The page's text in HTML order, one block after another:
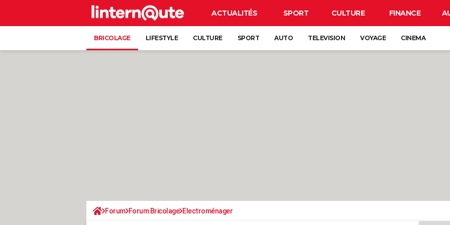
ACTUALITÉS SPORT CULTURE FINANCE
BRICOLAGE LIFESTYLE CULTURE SPORT AUTO TELEVISION VOYAGE CINEMA
Forum Forum Bricolage Electroménager